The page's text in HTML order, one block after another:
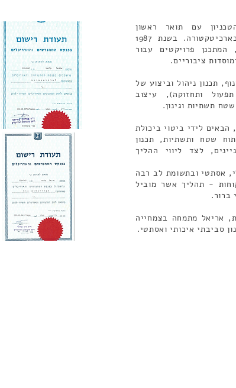
עם תואר ראשון
באדריכלות נוף ותואר ראשון בארכיטקטורה. בשנת 1987
פרויקטים עבור
ציבוריים.
תכנון ניהול וביצוע של
ותחזוקה), עיצוב
תשתיות וגינון.
שנות ניסיון, הבאים לידי ביטוי ביכולת
שטח ותשתיות, תכנון
לצד ליווי ההליך
אסתטי ובתשומת לב רבה
- תהליך אשר מוביל
ברור.
אריאל מתמחה בצמחייה
סביבתי איכותי ואסתטי.